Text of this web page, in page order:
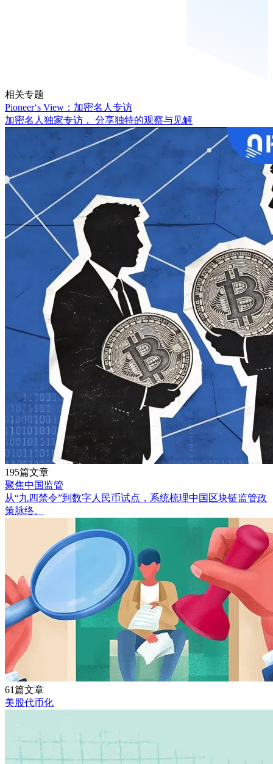
相关专题
Pioneer‘s View：加密名人专访
加密名人独家专访， 分享独特的观察与见解
195篇文章
聚焦中国监管
从“九四禁令”到数字人民币试点，系统梳理中国区块链监管政
策脉络。
61篇文章
美股代币化